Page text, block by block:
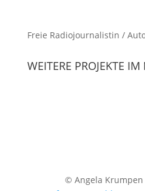
Freie Radiojournalistin /
WEITERE PROJEKTE IM
© Angela